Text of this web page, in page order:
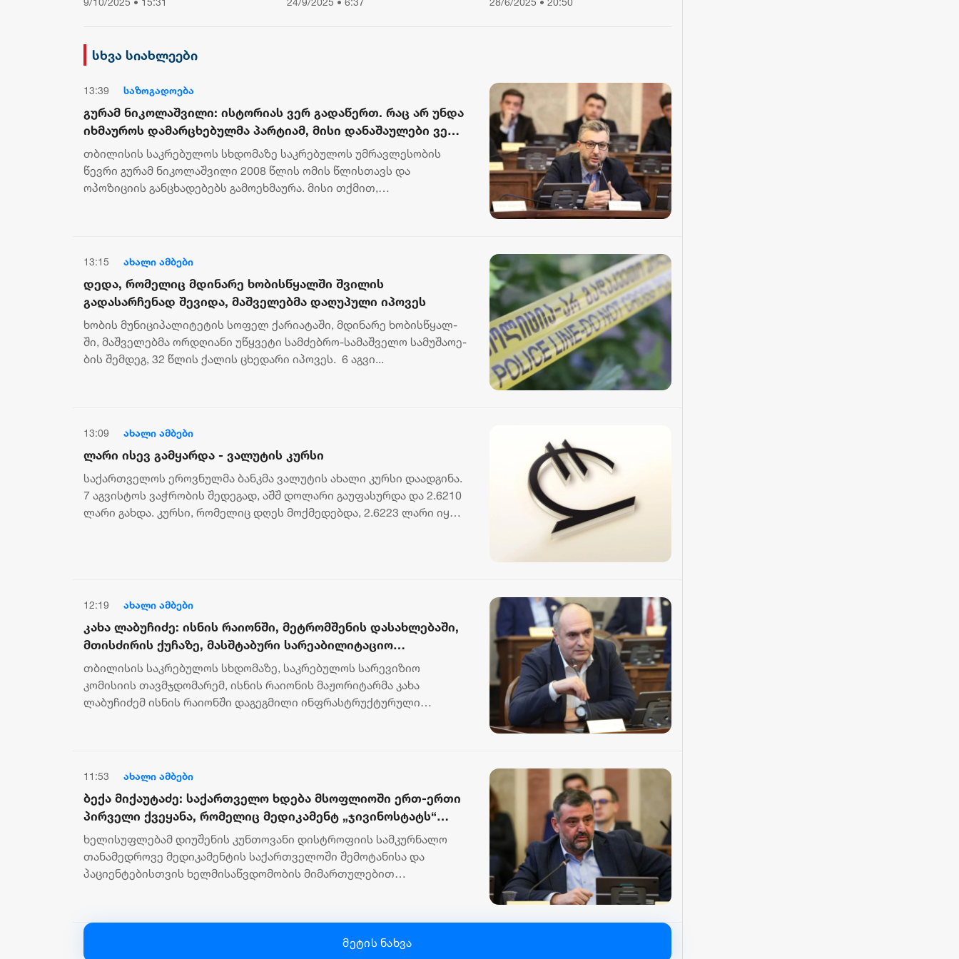
დამხობის მიზნით
დაორგანიზებული შეკრების
მხარდაჭერის გამო
სხვა სიახლეები
13:39 საზოგადოება
გურამ ნიკოლაშვილი: ისტორიას ვერ გადაწერთ. რაც არ უნდა
იხმაუროს დამარცხებულმა პარტიამ, მისი დანაშაულები ვერ
გადაიფარება
თბილისის საკრებულოს სხდომაზე საკრებულოს უმრავლესობის
წევრი გურამ ნიკოლაშვილი 2008 წლის ომის წლისთავს და
ოპოზიციის განცხადებებს გამოეხმაურა. მისი თქმით,
13:15 ახალი ამბები
დედა, რომელიც მდინარე ხობისწყალში შვილის
გადასარჩენად შევიდა, მაშველებმა დაღუპული იპოვეს
ხო­ბის მუ­ნი­ცი­პა­ლი­ტე­ტის სო­ფელ ქა­რი­ა­ტა­ში, მდი­ნა­რე ხო­ბის­წყალ­
ში, მაშ­ვე­ლებ­მა ორ­დღი­ა­ნი უწყვე­ტი სამ­ძებ­რო-სამაშველო სამუ­შა­ო­ე­
ბის შემ­დეგ, 32 წლის ქა­ლის ცხე­და­რი იპო­ვეს. 6 აგ­ვი...
13:09 ახალი ამბები
ლარი ისევ გამყარდა - ვალუტის კურსი
საქართველოს ეროვნულმა ბანკმა ვალუტის ახალი კურსი დაადგინა.
7 აგვისტოს ვაჭრობის შედეგად, აშშ დოლარი გაუფასურდა და 2.6210
ლარი გახდა. კურსი, რომელიც დღეს მოქმედებდა, 2.6223 ლარი იყო.
12:19 ახალი ამბები
კახა ლაბუჩიძე: ისნის რაიონში, მეტრომშენის დასახლებაში,
მთისძირის ქუჩაზე, მასშტაბური სარეაბილიტაციო
სამუშაოები ჩატარდება
თბილისის საკრებულოს სხდომაზე, საკრებულოს სარევიზიო
კომისიის თავმჯდომარემ, ისნის რაიონის მაჟორიტარმა კახა
ლაბუჩიძემ ისნის რაიონში დაგეგმილი ინფრასტრუქტურული
11:53 ახალი ამბები
ბექა მიქაუტაძე: საქართველო ხდება მსოფლიოში ერთ-ერთი
პირველი ქვეყანა, რომელიც მედიკამენტ „ჯივინოსტატს“
შეიძენს და სახელმწიფო პროგრამაში დანერგავს
ხელისუფლებამ დიუშენის კუნთოვანი დისტროფიის სამკურნალო
თანამედროვე მედიკამენტის საქართველოში შემოტანისა და
პაციენტებისთვის ხელმისაწვდომობის მიმართულებით
მეტის ნახვა